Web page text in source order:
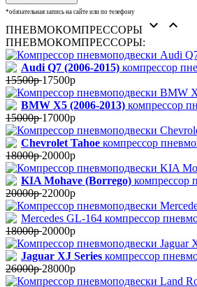
*обязательная запись на сайте или по телефону
ПНЕВМОКОМПРЕССОРЫ  
ПНЕВМОКОМПРЕССОРЫ:
Audi Q7 (2006-2015) компрессор
15500р17500р
BMW X5 (2006-2013) компрессор
15000р17000р
Chevrolet Tahoe компрессор
18000р20000р
KIA Mohave (Borrego) компрессор
20000р22000р
Mercedes GL-164 компрессор
18000р20000р
Jaguar XJ Series компрессор
26000р28000р